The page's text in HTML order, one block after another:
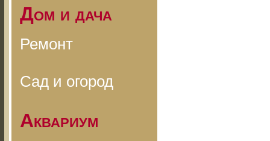
Дом и дача
Ремонт
Сад и огород
Аквариум